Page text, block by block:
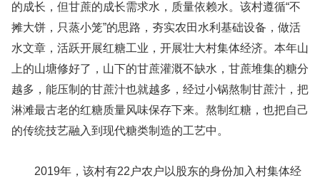
的成长，但甘蔗的成长需求水，质量依赖水。该村遵循“不
摊大饼，只蒸小笼”的思路，夯实农田水利基础设备，做活
水文章，活跃开展红糖工业，开展壮大村集体经济。本年山
上的山塘修好了，山下的甘蔗灌溉不缺水，甘蔗堆集的糖分
越多，能压制的甘蔗汁也就越多，经过小锅熬制甘蔗汁，把
淋滩最古老的红糖质量风味保存下来。熬制红糖，也把自己
的传统技艺融入到现代糖类制造的工艺中。
2019年，该村有22户农户以股东的身份加入村集体经